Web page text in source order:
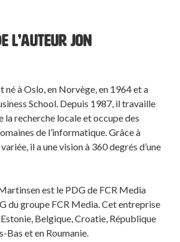
L’AUTEUR JON
né à Oslo, en Norvège, en 1964 et a
School. Depuis 1987, il travaille
la recherche locale et occupe des
de l’informatique. Grâce à
il a une vision à 360 degrés d’une
est le PDG de FCR Media
du groupe FCR Media. Cet entreprise
Belgique, Croatie, République
Bas et en Roumanie.